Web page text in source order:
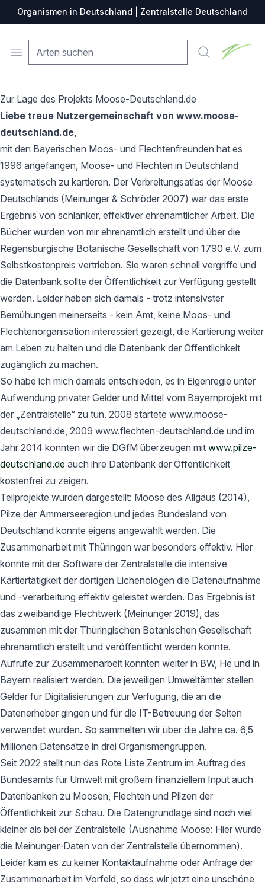
Organismen in Deutschland | Zentralstelle Deutschland
Open menu Suche
Zur Lage des Projekts Moose-Deutschland.de
Liebe treue Nutzergemeinschaft von www.moose-
deutschland.de,
mit den Bayerischen Moos- und Flechtenfreunden hat es
1996 angefangen, Moose- und Flechten in Deutschland
systematisch zu kartieren. Der Verbreitungsatlas der Moose
Deutschlands (Meinunger & Schröder 2007) war das erste
Ergebnis von schlanker, effektiver ehrenamtlicher Arbeit. Die
Bücher wurden von mir ehrenamtlich erstellt und über die
Regensburgische Botanische Gesellschaft von 1790 e.V. zum
Selbstkostenpreis vertrieben. Sie waren schnell vergriffe und
die Datenbank sollte der Öffentlichkeit zur Verfügung gestellt
werden. Leider haben sich damals - trotz intensivster
Bemühungen meinerseits - kein Amt, keine Moos- und
Flechtenorganisation interessiert gezeigt, die Kartierung weiter
am Leben zu halten und die Datenbank der Öffentlichkeit
zugänglich zu machen.
So habe ich mich damals entschieden, es in Eigenregie unter
Aufwendung privater Gelder und Mittel vom Bayernprojekt mit
der „Zentralstelle“ zu tun. 2008 startete www.moose-
deutschland.de, 2009 www.flechten-deutschland.de und im
Jahr 2014 konnten wir die DGfM überzeugen mit www.pilze-
deutschland.de auch ihre Datenbank der Öffentlichkeit
kostenfrei zu zeigen.
Teilprojekte wurden dargestellt: Moose des Allgäus (2014),
Pilze der Ammerseeregion und jedes Bundesland von
Deutschland konnte eigens angewählt werden. Die
Zusammenarbeit mit Thüringen war besonders effektiv. Hier
konnte mit der Software der Zentralstelle die intensive
Kartiertätigkeit der dortigen Lichenologen die Datenaufnahme
und -verarbeitung effektiv geleistet werden. Das Ergebnis ist
das zweibändige Flechtwerk (Meinunger 2019), das
zusammen mit der Thüringischen Botanischen Gesellschaft
ehrenamtlich erstellt und veröffentlicht werden konnte.
Aufrufe zur Zusammenarbeit konnten weiter in BW, He und in
Bayern realisiert werden. Die jeweiligen Umweltämter stellen
Gelder für Digitalisierungen zur Verfügung, die an die
Datenerheber gingen und für die IT-Betreuung der Seiten
verwendet wurden. So sammelten wir über die Jahre ca. 6,5
Millionen Datensätze in drei Organismengruppen.
Seit 2022 stellt nun das Rote Liste Zentrum im Auftrag des
Bundesamts für Umwelt mit großem finanziellem Input auch
Datenbanken zu Moosen, Flechten und Pilzen der
Öffentlichkeit zur Schau. Die Datengrundlage sind noch viel
kleiner als bei der Zentralstelle (Ausnahme Moose: Hier wurde
die Meinunger-Daten von der Zentralstelle übernommen).
Leider kam es zu keiner Kontaktaufnahme oder Anfrage der
Zusammenarbeit im Vorfeld, so dass wir jetzt eine unschöne